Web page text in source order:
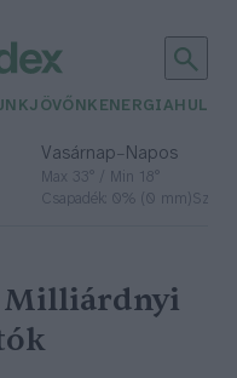
JÖVŐNK ENERGIA
Vasárnap– Napos
Max 33° / Min 18°
Csapadék: 0% (0 mm)Szél:
Milliárdnyi